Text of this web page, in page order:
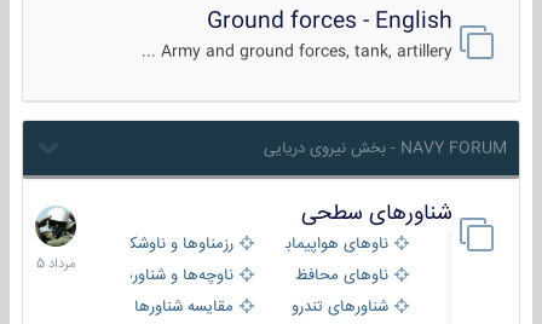
Ground forces - English
Army and ground forces, tank, artillery ...
NAVY FORUM - بخش نیروی دریایی
شناورهای سطحی
ناوهای هواپیمابر و بالگرد بررزمناوها و ناوشکن‌ها
ناوهای محافظ
ناوچه‌ها و شناورهای گشتی
شناورهای تندرو
مقایسه شناورها
2
مرداد
1405